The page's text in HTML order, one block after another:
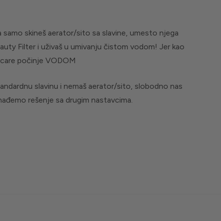
skineš aerator/sito sa slavine, umesto njega
Filter i uživaš u umivanju čistom vodom! Jer kao
počinje VODOM
slavinu i nemaš aerator/sito, slobodno nas
rešenje sa drugim nastavcima.